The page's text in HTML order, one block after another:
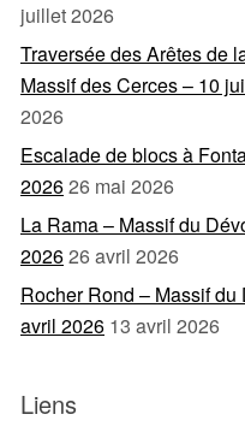
juillet 2026
Traversée des Arêtes de
Massif des Cerces – 10
2026
Escalade de blocs à
202626 mai 2026
La Rama – Massif du
202626 avril 2026
Rocher Rond – Massif du
avril 2026 13 avril 2026
Liens